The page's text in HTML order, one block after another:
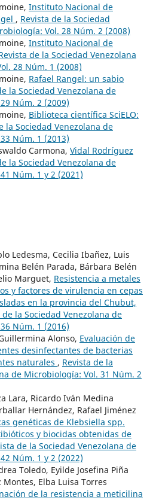
Instituto Nacional de
, Revista de la Sociedad
Vol. 28 Núm. 2 (2008)
Instituto Nacional de
de la Sociedad Venezolana
28 Núm. 1 (2008)
Rafael Rangel: un sabio
la Sociedad Venezolana de
Núm. 2 (2009)
Biblioteca científica SciELO:
la Sociedad Venezolana de
Núm. 1 (2013)
Carmona, Vidal Rodríguez
la Sociedad Venezolana de
Núm. 1 y 2 (2021)
Ledesma, Cecilia Ibañez, Luis
Belén Parada, Bárbara Belén
Marguet, Resistencia a metales
y factores de virulencia en cepas
en la provincia del Chubut,
de la Sociedad Venezolana de
Núm. 1 (2016)
Alonso, Evaluación de
desinfectantes de bacterias
naturales , Revista de la
de Microbiología: Vol. 31 Núm. 2
Lara, Ricardo Iván Medina
Hernández, Rafael Jiménez
genéticas de Klebsiella spp.
y biocidas obtenidas de
de la Sociedad Venezolana de
Núm. 1 y 2 (2022)
Toledo, Eyilde Josefina Piña
Montes, Elba Luisa Torres
de la resistencia a meticilina